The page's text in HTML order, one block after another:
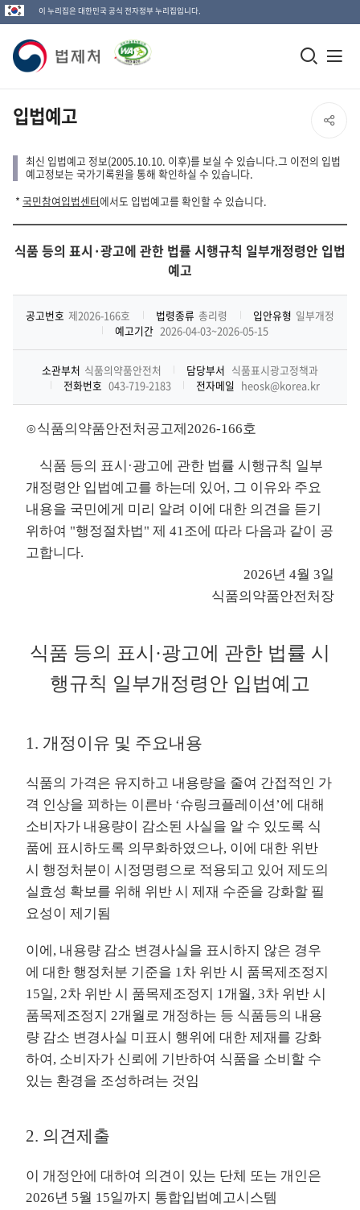
이 누리집은 대한민국 공식 전자정부 누리집입니다.
법
제
처
고
모
색
입법예고
최신 입법예고 정보(2005.10.10. 이후)를 보실 수 있습니다.그 이전의 입법
예고정보는 국가기록원을 통해 확인하실 수 있습니다.
SNS
공
열
기
* 국민참여입법센터에서도 입법예고를 확인할 수 있습니다.
식품 등의 표시·광고에 관한 법률 시행규칙 일부개정령안 입법
예고
공고번호 제2026-166호 법령종류 총리령 입안유형 일부개정
예고기간 2026-04-03~2026-05-15
소관부처 식품의약품안전처 담당부서 식품표시광고정책과
전화번호 043-719-2183 전자메일 heosk@korea.kr
⊙식품의약품안전처공고제2026-166호
식품 등의 표시·광고에 관한 법률 시행규칙 일부
개정령안 입법예고를 하는데 있어, 그 이유와 주요
내용을 국민에게 미리 알려 이에 대한 의견을 듣기
위하여 "행정절차법" 제 41조에 따라 다음과 같이 공
고합니다.
2026년 4월 3일
식품의약품안전처장
식품 등의 표시·광고에 관한 법률 시
행규칙 일부개정령안 입법예고
1. 개정이유 및 주요내용
식품의 가격은 유지하고 내용량을 줄여 간접적인 가
격 인상을 꾀하는 이른바 ‘슈링크플레이션’에 대해
소비자가 내용량이 감소된 사실을 알 수 있도록 식
품에 표시하도록 의무화하였으나, 이에 대한 위반
시 행정처분이 시정명령으로 적용되고 있어 제도의
실효성 확보를 위해 위반 시 제재 수준을 강화할 필
요성이 제기됨
이에, 내용량 감소 변경사실을 표시하지 않은 경우
에 대한 행정처분 기준을 1차 위반 시 품목제조정지
15일, 2차 위반 시 품목제조정지 1개월, 3차 위반 시
품목제조정지 2개월로 개정하는 등 식품등의 내용
량 감소 변경사실 미표시 행위에 대한 제재를 강화
하여, 소비자가 신뢰에 기반하여 식품을 소비할 수
있는 환경을 조성하려는 것임
2. 의견제출
이 개정안에 대하여 의견이 있는 단체 또는 개인은
2026년 5월 15일까지 통합입법예고시스템